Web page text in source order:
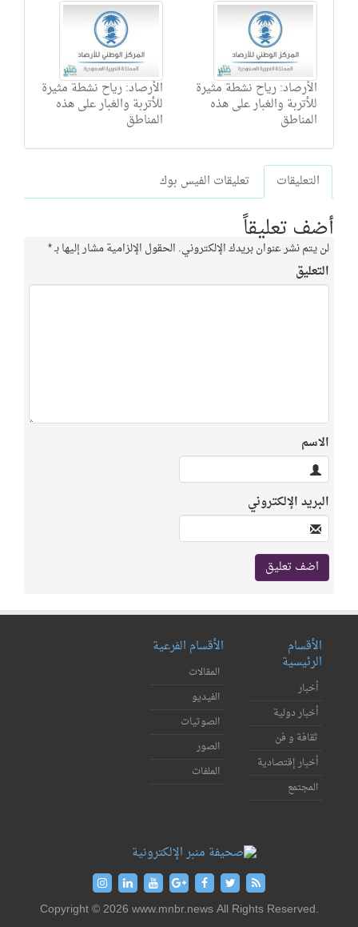
الأرصاد: رياح نشطة مثيرة
للأتربة والغبار على هذه
المناطق
الأرصاد: رياح نشطة مثيرة
للأتربة والغبار على هذه
المناطق
التعليقات تعليقات الفيس بوك
أضف تعليقاً
لن يتم نشر عنوان بريدك الإلكتروني. الحقول الإلزامية مشار إليها بـ*
التعليق
الاسم
البريد الإلكتروني
الأقسام
الرئيسية
أخبار
أخبار دولية
ثقافة و فن
أخبار إقتصادية
المجتمع
الأقسام الفرعية
المقالات
الفيديو
الصوتيات
الصور
الملفات
Copyright © 2026 www.mnbr.news All Rights Reserved.